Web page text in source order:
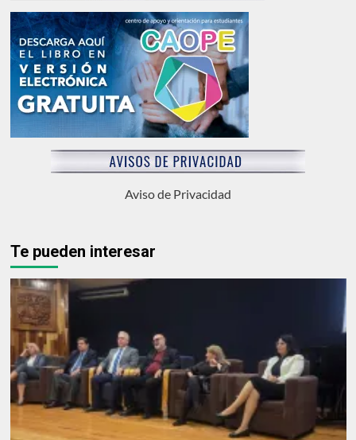
Aviso de Privacidad
Te pueden interesar